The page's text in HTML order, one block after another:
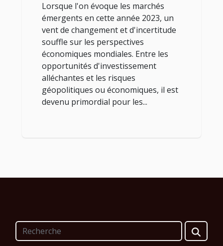
Lorsque l'on évoque les marchés
émergents en cette année 2023, un
vent de changement et d'incertitude
souffle sur les perspectives
économiques mondiales. Entre les
opportunités d'investissement
alléchantes et les risques
géopolitiques ou économiques, il est
devenu primordial pour les...